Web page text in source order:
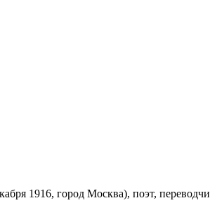
1916, город Москва), поэт,